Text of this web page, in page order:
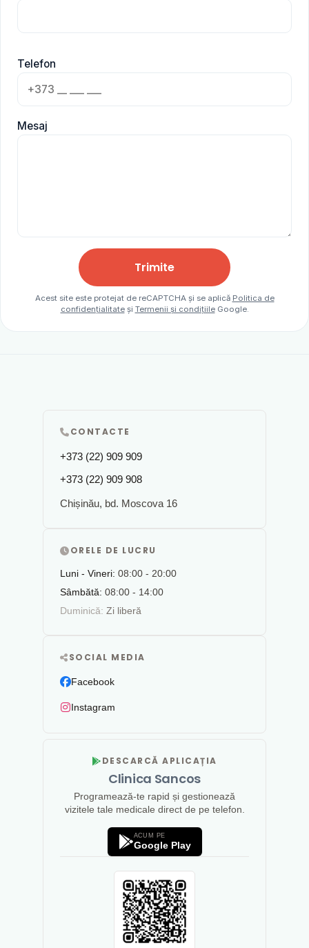
Telefon
Mesaj
Trimite
Acest site este protejat de reCAPTCHA și se aplică Politica de
confidențialitateși Termenii și condițiileGoogle.
CONTACTE
+373 (22) 909 909
+373 (22) 909 908
Chișinău, bd. Moscova 16
ORELE DE LUCRU
Luni - Vineri: 08:00 - 20:00
Sâmbătă: 08:00 - 14:00
Duminică: Zi liberă
SOCIAL MEDIA
Facebook
Instagram
DESCARCĂ APLICAȚIA
Clinica Sancos
Programează-te rapid și gestionează
vizitele tale medicale direct de pe telefon.
ACUM PE
Google Play